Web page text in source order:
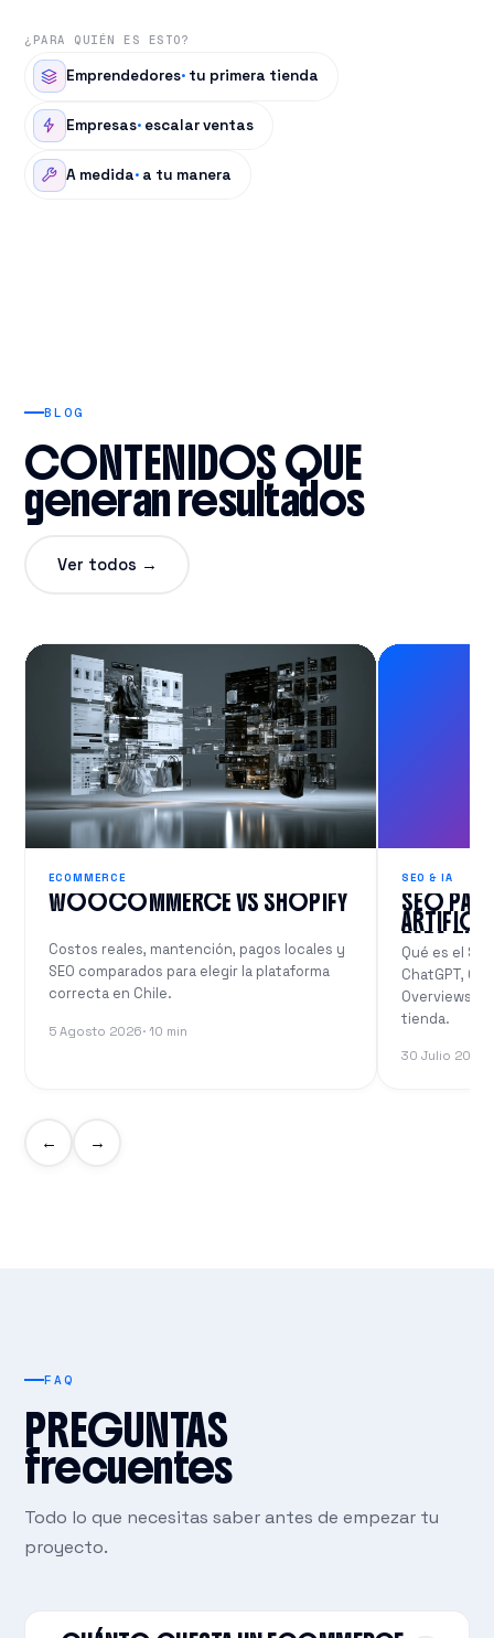
¿PARA QUIÉN ES ESTO?
Emprendedores·tu primera tienda
Empresas·escalar ventas
A medida·a tu manera
BLOG
CONTENIDOS QUE
generan resultados
Ver todos →
ECOMMERCE
WOOCOMMERCE VS SHOPIFY
Costos reales, mantención, pagos locales y
SEO comparados para elegir la plataforma
correcta en Chile.
5 Agosto 2026· 10 min
SEO & IA
SEO
PARA TU
Qué es el
ChatGPT,
Overviews
tienda.
30 Julio 2026
← →
FAQ
PREGUNTAS
frecuentes
Todo lo que necesitas saber antes de empezar tu
proyecto.